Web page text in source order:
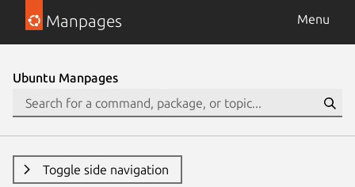
Manpages Menu
Ubuntu Manpages
Toggle side navigation